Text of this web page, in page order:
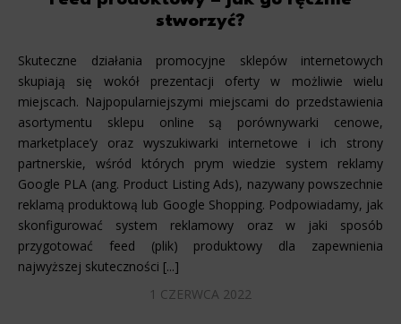
stworzyć?
Skuteczne działania promocyjne sklepów internetowych
skupiają się wokół prezentacji oferty w możliwie wielu
miejscach. Najpopularniejszymi miejscami do przedstawienia
asortymentu sklepu online są porównywarki cenowe,
marketplace’y oraz wyszukiwarki internetowe i ich strony
partnerskie, wśród których prym wiedzie system reklamy
Google PLA (ang. Product Listing Ads), nazywany powszechnie
reklamą produktową lub Google Shopping. Podpowiadamy, jak
skonfigurować system reklamowy oraz w jaki sposób
przygotować feed (plik) produktowy dla zapewnienia
najwyższej skuteczności [...]
1 CZERWCA 2022